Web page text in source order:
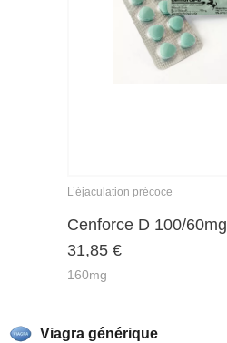
Viagra générique
L’éjaculation précoce
Cenforce D 100/60mg
31,85 €
160mg